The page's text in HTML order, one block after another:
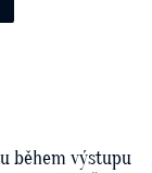
během výstupu